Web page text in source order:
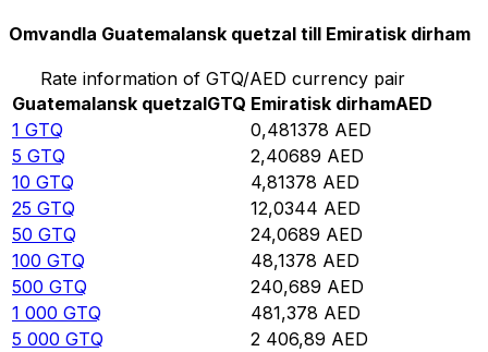
Omvandla Guatemalansk quetzal till Emiratisk dirham
Rate information of GTQ/AED currency pair
Guatemalansk quetzalGTQ Emiratisk dirhamAED
1 GTQ 0,481378 AED
5 GTQ 2,40689 AED
10 GTQ 4,81378 AED
25 GTQ 12,0344 AED
50 GTQ 24,0689 AED
100 GTQ 48,1378 AED
500 GTQ 240,689 AED
1 000 GTQ 481,378 AED
5 000 GTQ 2 406,89 AED